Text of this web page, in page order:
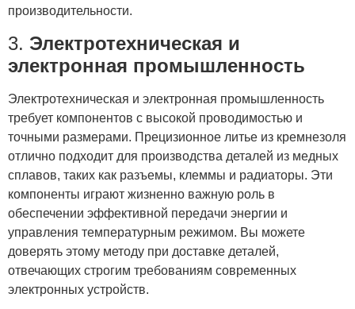
производительности.
3. Электротехническая и
электронная промышленность
Электротехническая и электронная промышленность
требует компонентов с высокой проводимостью и
точными размерами. Прецизионное литье из кремнезоля
отлично подходит для производства деталей из медных
сплавов, таких как разъемы, клеммы и радиаторы. Эти
компоненты играют жизненно важную роль в
обеспечении эффективной передачи энергии и
управления температурным режимом. Вы можете
доверять этому методу при доставке деталей,
отвечающих строгим требованиям современных
электронных устройств.